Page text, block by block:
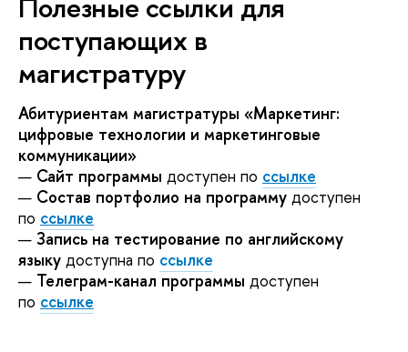
поступающих в
магистратуру
Абитуриентам магистратуры «Маркетинг:
цифровые технологии и маркетинговые
коммуникации»
— Сайт программы доступен по ссылке
— Состав портфолио на программу доступен
по ссылке
— Запись на тестирование по английскому
языку доступна по ссылке
— Телеграм-канал программы доступен
по ссылке